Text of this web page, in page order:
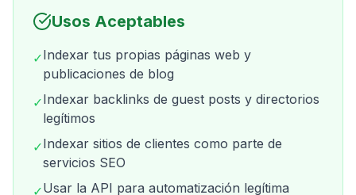
Usos Aceptables
✓Indexar tus propias páginas web y
publicaciones de blog
✓Indexar backlinks de guest posts y directorios
legítimos
✓Indexar sitios de clientes como parte de
servicios SEO
✓Usar la API para automatización legítima